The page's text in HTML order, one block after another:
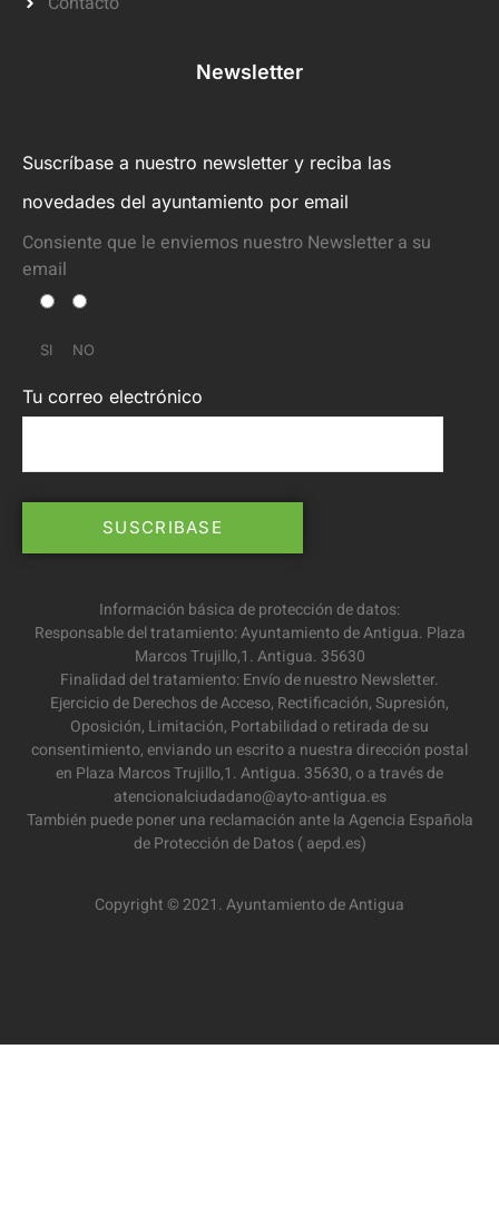
Newsletter
Suscríbase a nuestro newsletter y reciba las
novedades del ayuntamiento por email
Consiente que le enviemos nuestro Newsletter a su
email
SI NO
Tu correo electrónico
Información básica de protección de datos:
Responsable del tratamiento: Ayuntamiento de Antigua. Plaza
Marcos Trujillo,1. Antigua. 35630
Finalidad del tratamiento: Envío de nuestro Newsletter.
Ejercicio de Derechos de Acceso, Rectificación, Supresión,
Oposición, Limitación, Portabilidad o retirada de su
consentimiento, enviando un escrito a nuestra dirección postal
en Plaza Marcos Trujillo,1. Antigua. 35630, o a través de
atencionalciudadano@ayto-antigua.es
También puede poner una reclamación ante la Agencia Española
de Protección de Datos ( aepd.es)
Copyright © 2021. Ayuntamiento de Antigua